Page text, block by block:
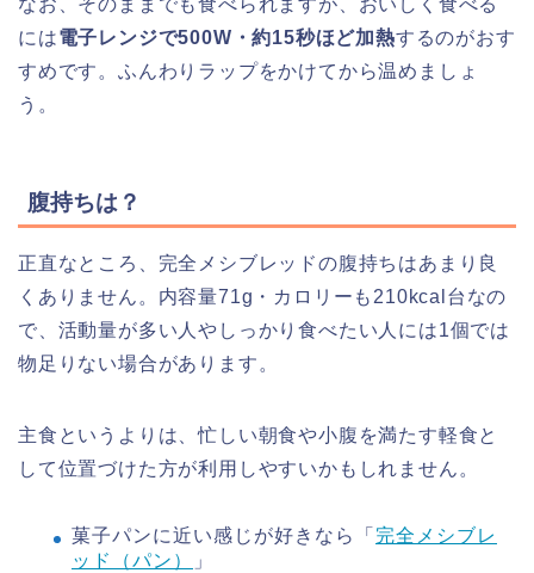
なお、そのままでも食べられますが、おいしく食べる
には電子レンジで500W・約15秒ほど加熱するのがおす
すめです。ふんわりラップをかけてから温めましょ
う。
腹持ちは？
正直なところ、完全メシブレッドの腹持ちはあまり良
くありません。内容量71g・カロリーも210kcal台なの
で、活動量が多い人やしっかり食べたい人には1個では
物足りない場合があります。
主食というよりは、忙しい朝食や小腹を満たす軽食と
して位置づけた方が利用しやすいかもしれません。
菓子パンに近い感じが好きなら「 完全メシブレ
ッド（パン）
」